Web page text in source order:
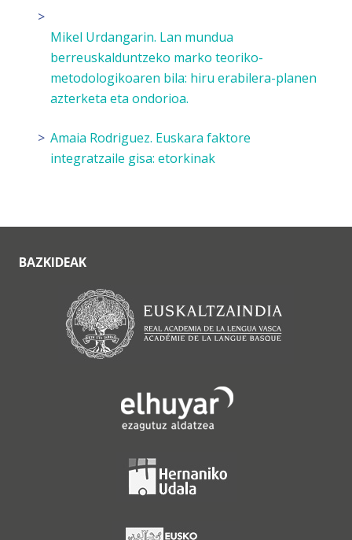
Mikel Urdangarin. Lan mundua
berreuskalduntzeko marko teoriko-
metodologikoaren bila: hiru erabilera-planen
azterketa eta ondorioa.
Amaia Rodriguez. Euskara faktore
integratzaile gisa: etorkinak
BAZKIDEAK